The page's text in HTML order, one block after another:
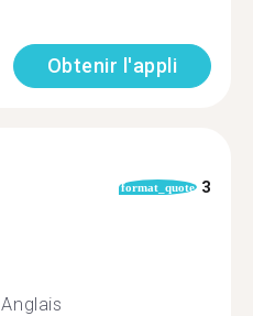
Obtenir l'appli
format_quote 3
Anglais